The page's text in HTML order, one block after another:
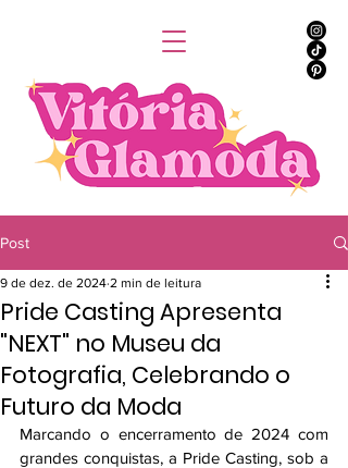
Post
Pride Casting Apresenta
"NEXT" no Museu da
Fotografia, Celebrando o
Futuro da Moda
9 de dez. de 2024 2 min de leitura
Marcando o encerramento de 2024 com
grandes conquistas, a Pride Casting, sob a